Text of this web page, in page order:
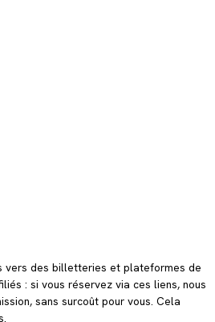
vers des billetteries et plateformes de
: si vous réservez via ces liens, nous
sans surcoût pour vous. Cela